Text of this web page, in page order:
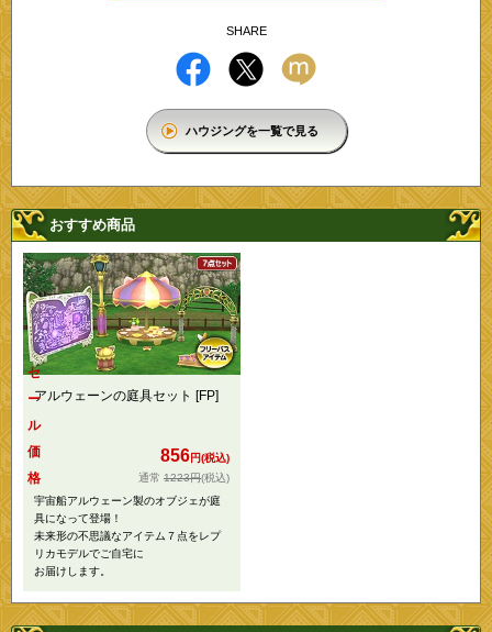
SHARE
ハウジングを一覧で見る
おすすめ商品
アルウェーンの庭具セット [FP]
セ
ー
ル
価
格
856円(税込)
1223円(税込)
宇宙船アルウェーン製のオブジェが庭
具になって登場！
未来形の不思議なアイテム７点をレプ
リカモデルでご自宅に
お届けします。